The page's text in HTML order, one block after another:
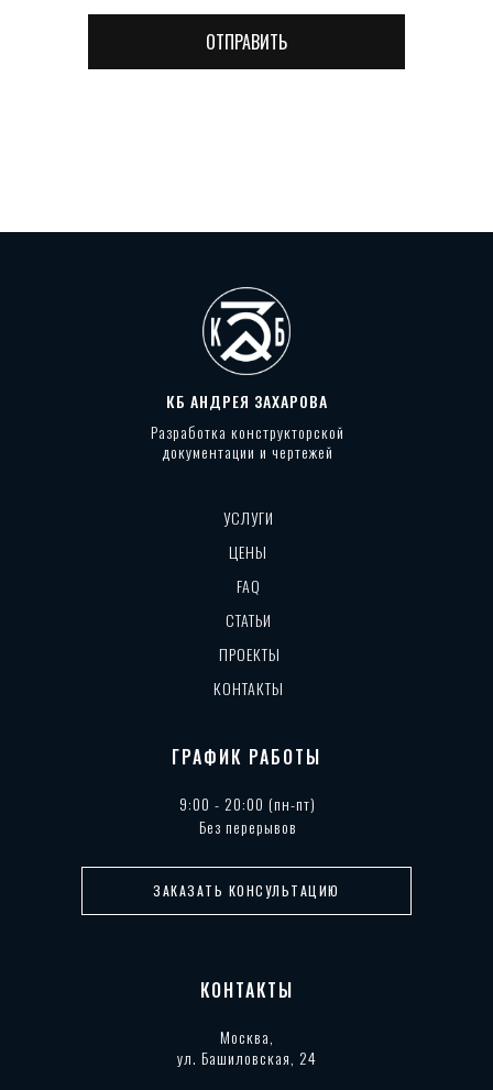
ОТПРАВИТЬ
КБ АНДРЕЯ ЗАХАРОВА
Разработка конструкторской
документации и чертежей
УСЛУГИ
ЦЕНЫ
FAQ
ПРОЕКТЫ
СТАТЬИ
КОНТАКТЫ
ГРАФИК РАБОТЫ
9:00 - 20:00 (пн-пт)
Без перерывов
ЗАКАЗАТЬ КОНСУЛЬТАЦИЮ
КОНТАКТЫ
Москва,
ул. Башиловская, 24